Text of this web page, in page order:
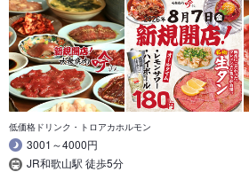
低価格ドリンク・トロアカホルモン
3001～4000円
JR和歌山駅 徒歩5分